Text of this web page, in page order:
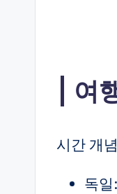
여
시간 개
독